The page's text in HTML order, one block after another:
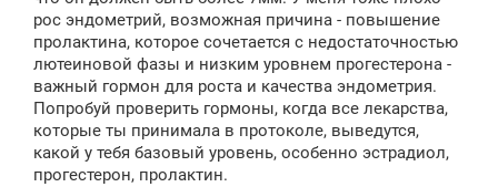
рос эндометрий, возможная причина - повышение
пролактина, которое сочетается с недостаточностью
лютеиновой фазы и низким уровнем прогестерона -
важный гормон для роста и качества эндометрия.
Попробуй проверить гормоны, когда все лекарства,
которые ты принимала в протоколе, выведутся,
какой у тебя базовый уровень, особенно эстрадиол,
прогестерон, пролактин.